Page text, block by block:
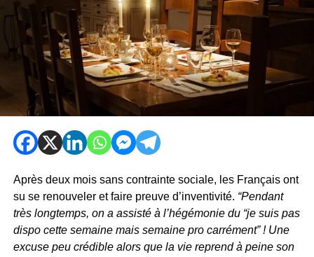
Après deux mois sans contrainte sociale, les Français ont
su se renouveler et faire preuve d’inventivité. “Pendant
très longtemps, on a assisté à l’hégémonie du “je suis pas
dispo cette semaine mais semaine pro carrément” ! Une
excuse peu crédible alors que la vie reprend à peine son